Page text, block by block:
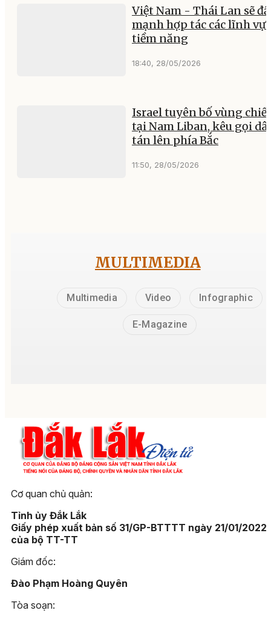
Việt Nam - Thái Lan sẽ
mạnh hợp tác các lĩnh vực
tiềm năng
18:40, 28/05/2026
Israel tuyên bố vùng
tại Nam Liban, kêu gọi
tán lên phía Bắc
11:50, 28/05/2026
MULTIMEDIA
Multimedia Video Infographic
E-Magazine
Cơ quan chủ quản:
Tỉnh ủy Đắk Lắk
Giấy phép xuất bản số 31/GP-BTTTT ngày 21/01/2022
của bộ TT-TT
Giám đốc:
Đào Phạm Hoàng Quyên
Tòa soạn: